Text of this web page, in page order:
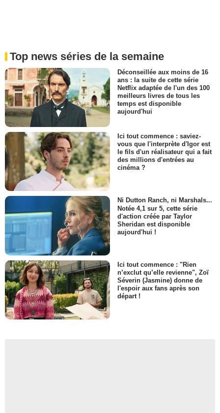
Top news séries de la semaine
Déconseillée aux moins de 16
ans : la suite de cette série
Netflix adaptée de l'un des 100
meilleurs livres de tous les
temps est disponible
aujourd'hui
Ici tout commence : saviez-
vous que l'interprète d'Igor est
le fils d'un réalisateur qui a fait
des millions d'entrées au
cinéma ?
Ni Dutton Ranch, ni Marshals...
Notée 4,1 sur 5, cette série
d'action créée par Taylor
Sheridan est disponible
aujourd'hui !
Ici tout commence : "Rien
n’exclut qu’elle revienne", Zoï
Séverin (Jasmine) donne de
l'espoir aux fans après son
départ !